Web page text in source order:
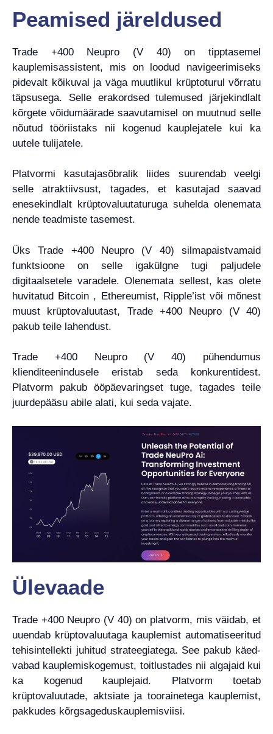
Peamised järeldused
Trade +400 Neupro (V 40) on tipptasemel
kauplemisassistent, mis on loodud navigeerimiseks
pidevalt kõikuval ja väga muutlikul krüptoturul võrratu
täpsusega. Selle erakordsed tulemused järjekindlalt
kõrgete võidumäärade saavutamisel on muutnud selle
nõutud tööriistaks nii kogenud kauplejatele kui ka
uutele tulijatele.
Platvormi kasutajasõbralik liides suurendab veelgi
selle atraktiivsust, tagades, et kasutajad saavad
enesekindlalt krüptovaluutaturuga suhelda olenemata
nende teadmiste tasemest.
Üks Trade +400 Neupro (V 40) silmapaistvamaid
funktsioone on selle igakülgne tugi paljudele
digitaalsetele varadele. Olenemata sellest, kas olete
huvitatud Bitcoin , Ethereumist, Ripple’ist või mõnest
muust krüptovaluutast, Trade +400 Neupro (V 40)
pakub teile lahendust.
Trade +400 Neupro (V 40) pühendumus
klienditeenindusele eristab seda konkurentidest.
Platvorm pakub ööpäevaringset tuge, tagades teile
juurdepääsu abile alati, kui seda vajate.
Ülevaade
Trade +400 Neupro (V 40) on platvorm, mis väidab, et
uuendab krüptovaluutaga kauplemist automatiseeritud
tehisintellekti juhitud strateegiatega. See pakub käed-
vabad kauplemiskogemust, toitlustades nii algajaid kui
ka kogenud kauplejaid. Platvorm toetab
krüptovaluutade, aktsiate ja toorainetega kauplemist,
pakkudes kõrgsageduskauplemisviisi.